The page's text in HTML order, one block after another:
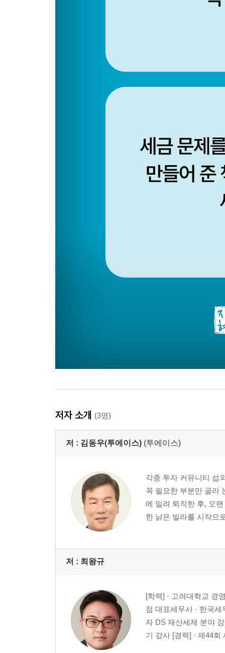
저자 소개 (3명)
저 : 김동우(투에이스) (투에이스)
각종 투자 커뮤니티 섭
꼭 필요한 부분만 골라
에 밀려 퇴직한 후, 오
한 낡은 빌라를 시작으
저 : 최왕규
[학력] · 고려대학교 경
점 대표세무사 · 한국
자 DS 재산세제 분야
기 강사 [경력] · 제44회